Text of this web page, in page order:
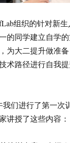
组织的针对新
的同学建立自学的
为大二提升做准
术路径进行自我
我们进行了第一次
讲授了这些内容：